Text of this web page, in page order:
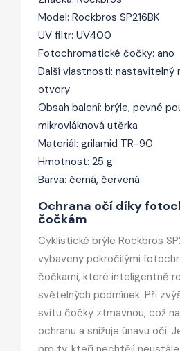
Model: Rockbros SP216BK
UV filtr: UV400
Fotochromatické čočky: ano
Další vlastnosti: nastavitelný
otvory
Obsah balení: brýle, pevné
mikrovláknová utěrka
Materiál: grilamid TR-90
Hmotnost: 25 g
Barva: černá, červená
Ochrana očí díky
čočkám
Cyklistické brýle Rockbros
vybaveny pokročilými
čočkami, které inteligentně
světelných podmínek. Při
svitu čočky ztmavnou, což
ochranu a snižuje únavu očí.